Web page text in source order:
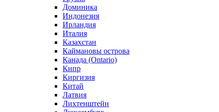
Доминика
Индонезия
Ирландия
Италия
Казахстан
Каймановы острова
Канада (Ontario)
Кипр
Киргизия
Китай
Латвия
Лихтенштейн